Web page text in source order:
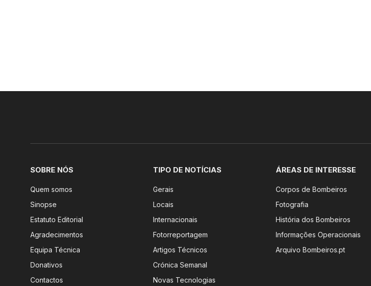
SOBRE NÓS
Quem somos
Sinopse
Estatuto Editorial
Agradecimentos
Equipa Técnica
Donativos
Contactos
TIPO DE NOTÍCIAS
Gerais
Locais
Internacionais
Fotorreportagem
Artigos Técnicos
Crónica Semanal
Novas Tecnologias
ÁREAS DE INTERESSE
Corpos de Bombeiros
Fotografia
História dos Bombeiros
Informações Operacionais
Arquivo Bombeiros.pt